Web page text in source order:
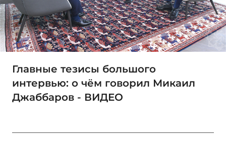
Главные тезисы большого
интервью: о чём говорил Микаил
Джаббаров - ВИДЕО